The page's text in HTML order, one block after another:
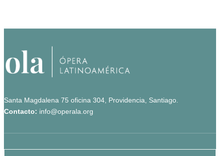
Santa Magdalena 75 oficina 304, Providencia, Santiago.
Contacto: info@operala.org